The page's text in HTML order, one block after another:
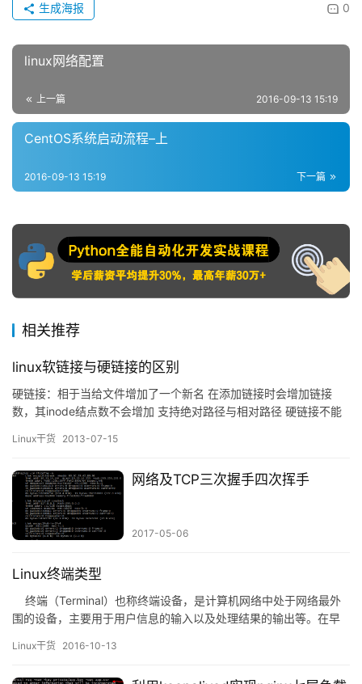
0
生成海报
linux网络配置
上一篇 2016-09-13 15:19
CentOS系统启动流程–上
下一篇
2016-09-13 15:19
相关推荐
linux软链接与硬链接的区别
硬链接：相于当给文件增加了一个新名 在添加链接时会增加链接
数，其inode结点数不会增加 支持绝对路径与相对路径 硬链接不能
依旧可以通过链接文件来访问被删文件的数据 软链接：可以支持对
除，但目录中的内容会被删除，并且会删除源文件）…
Linux干货 2013-07-15
网络及TCP三次握手四次挥手
2017-05-06
Linux终端类型
终端（Terminal）也称终端设备，是计算机网络中处于网络最外
围的设备，主要用于用户信息的输入以及处理结果的输出等。在早
算机）一般会配置多个终端，这些终端本身不具备计算能力，仅仅
Linux干货 2016-10-13